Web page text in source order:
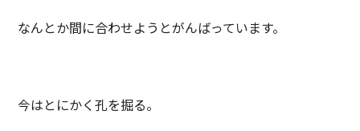
なんとか間に合わせようとがんばっています。
今はとにかく孔を掘る。